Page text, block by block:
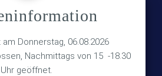
Donnerstag, 06.08.2026
Nachmittags von 15 -18.30
Uhr geöffnet.
Haberkamp GmbH
Barsinghausen